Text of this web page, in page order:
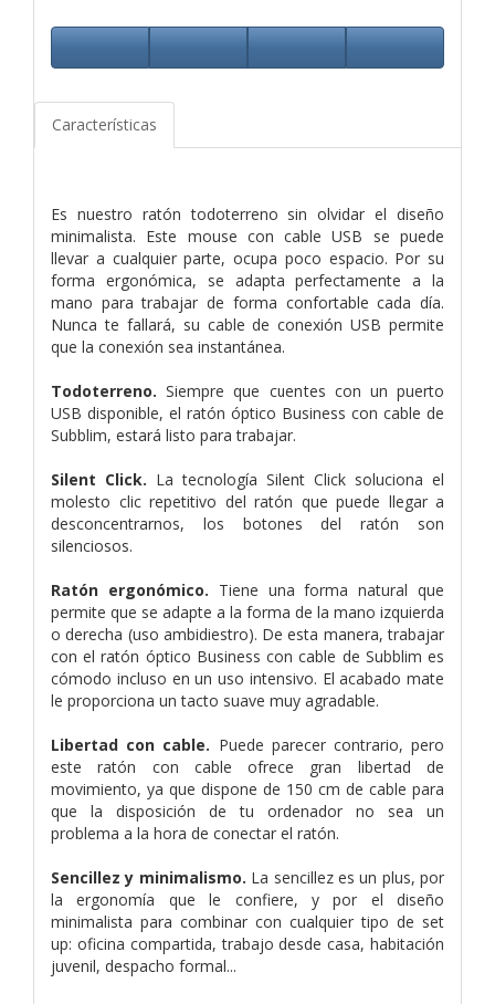
Características
Es nuestro ratón todoterreno sin olvidar el diseño
minimalista. Este mouse con cable USB se puede
llevar a cualquier parte, ocupa poco espacio. Por su
forma ergonómica, se adapta perfectamente a la
mano para trabajar de forma confortable cada día.
Nunca te fallará, su cable de conexión USB permite
que la conexión sea instantánea.
Todoterreno. Siempre que cuentes con un puerto
USB disponible, el ratón óptico Business con cable de
Subblim, estará listo para trabajar.
Silent Click. La tecnología Silent Click soluciona el
molesto clic repetitivo del ratón que puede llegar a
desconcentrarnos, los botones del ratón son
silenciosos.
Ratón ergonómico. Tiene una forma natural que
permite que se adapte a la forma de la mano izquierda
o derecha (uso ambidiestro). De esta manera, trabajar
con el ratón óptico Business con cable de Subblim es
cómodo incluso en un uso intensivo. El acabado mate
le proporciona un tacto suave muy agradable.
Libertad con cable. Puede parecer contrario, pero
este ratón con cable ofrece gran libertad de
movimiento, ya que dispone de 150 cm de cable para
que la disposición de tu ordenador no sea un
problema a la hora de conectar el ratón.
Sencillez y minimalismo. La sencillez es un plus, por
la ergonomía que le confiere, y por el diseño
minimalista para combinar con cualquier tipo de set
up: oficina compartida, trabajo desde casa, habitación
juvenil, despacho formal...